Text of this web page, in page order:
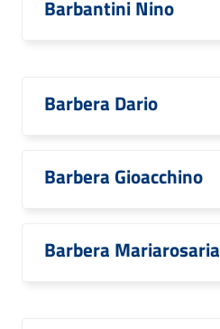
Barbantini Nino
Barbera Dario
Barbera Gioacchino
Barbera Mariarosaria